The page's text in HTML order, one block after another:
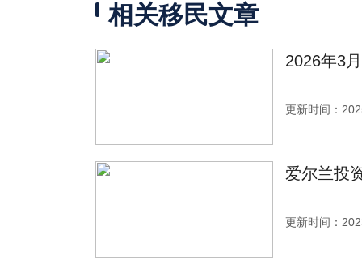
相关移民文章
2026年3
更新时间：
爱尔兰投
更新时间：